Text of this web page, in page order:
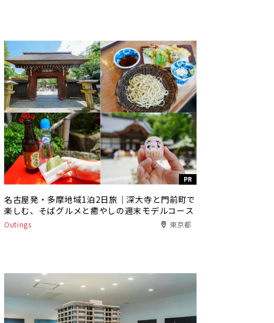
PR
名古屋発・多摩地域1泊2日旅｜深大寺と門前町で
楽しむ、そばグルメと癒やしの週末モデルコース
Outings 東京都